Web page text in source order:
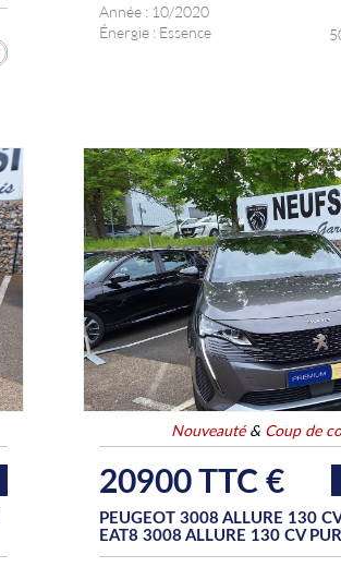
Année : 10/2020
Énergie : Essence
Nouveauté& Coup de
20900 TTC €
PEUGEOT 3008 ALLURE 130
EAT8 3008 ALLURE 130 CV